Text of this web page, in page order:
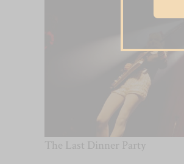
The Last Dinner Party